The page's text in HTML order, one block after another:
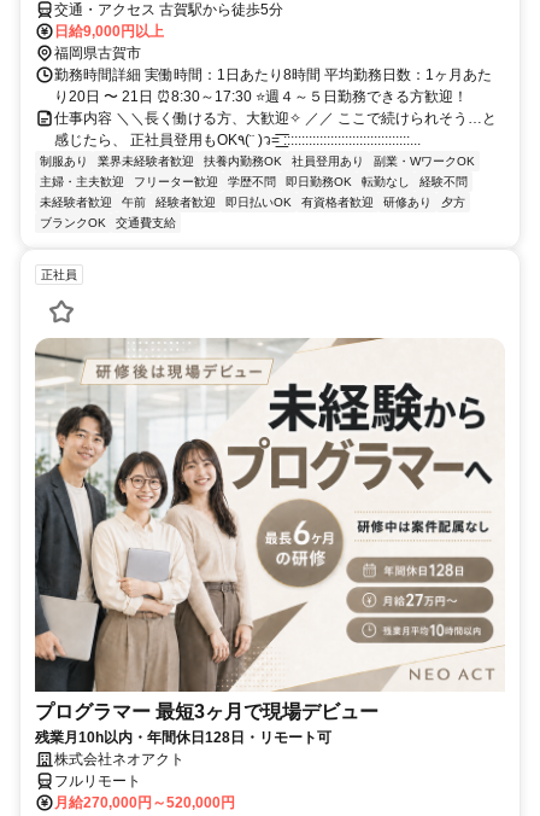
交通・アクセス 古賀駅から徒歩5分
日給9,000円以上
福岡県古賀市
勤務時間詳細 実働時間：1日あたり8時間 平均勤務日数：1ヶ月あた
り20日 〜 21日 ⏰8:30～17:30 ⭐週４～５日勤務できる方歓迎！
仕事内容 ＼＼長く働ける方、大歓迎✧ ／／ ここで続けられそう…と
感じたら、 正社員登用もOK٩(¨ )ว=͟͟͞͞‪‬‬‬‬‬ :::::::::::::::::::::::::::::::::::...
制服あり 業界未経験者歓迎 扶養内勤務OK 社員登用あり
副業・WワークOK
主婦・主夫歓迎
フリーター歓迎 学歴不問 即日勤務OK 転勤なし
経験不問
未経験者歓迎
午前 経験者歓迎 即日払いOK 有資格者歓迎 研修あり
夕方
ブランクOK
交通費支給
正社員
プログラマー 最短3ヶ月で現場デビュー
残業月10h以内・年間休日128日・リモート可
株式会社ネオアクト
フルリモート
月給270,000円～520,000円